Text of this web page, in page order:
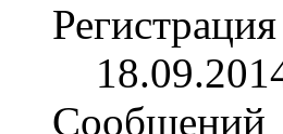
Регистрация
Сообщений